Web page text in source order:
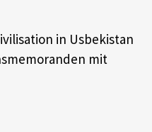
in Usbekistan
mit